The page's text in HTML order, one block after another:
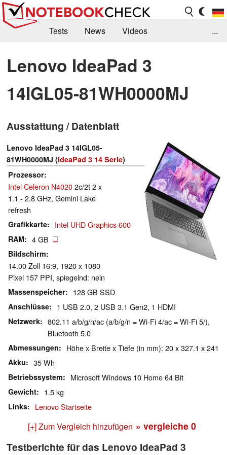
Tests News
Videos
Kaufberatung
Deals Suche
Forum
...
Lenovo IdeaPad 3
14IGL05-81WH0000MJ
Ausstattung / Datenblatt
Lenovo IdeaPad 3 14IGL05-
81WH0000MJ (IdeaPad 3 14 Serie)
Prozessor
Intel Celeron N40202c/2t 2 x
1.1 - 2.8 GHz, Gemini Lake
refresh
Grafikkarte Intel UHD Graphics 600
RAM 4 GB
Bildschirm
14.00 Zoll 16:9, 1920 x 1080
Pixel 157 PPI, spiegelnd: nein
Massenspeicher 128 GB SSD
Anschlüsse 1 USB 2.0, 2 USB 3.1 Gen2, 1 HDMI
Netzwerk
802.11 a/b/g/n/ac (a/b/g/n = Wi-Fi 4/ac = Wi-Fi 5/),
Bluetooth 5.0
Abmessungen Höhe x Breite x Tiefe (in mm): 20 x 327.1 x 241
Akku 35 Wh
Betriebssystem Microsoft Windows 10 Home 64 Bit
Gewicht 1.5 kg
Links Lenovo Startseite
[+] Zum Vergleich hinzufügen » vergleiche 0
Testberichte für das Lenovo IdeaPad 3